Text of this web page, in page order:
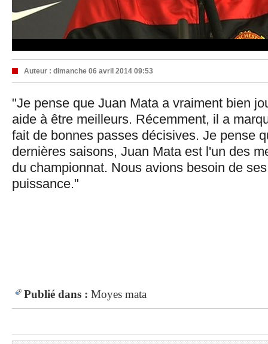
Auteur : dimanche 06 avril 2014 09:53
"Je pense que Juan Mata a vraiment bien
aide à être meilleurs. Récemment, il a
fait de bonnes passes décisives. Je pense
dernières saisons, Juan Mata est l'un des
du championnat. Nous avions besoin de
puissance."
Publié dans : Moyes mata